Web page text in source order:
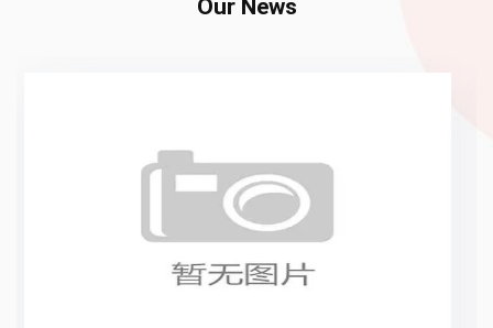
Our News
世界杯I组收官：法国、挪威、塞内
加尔晋级淘汰赛
法国、挪威、塞内加尔携手出线，I组战罢尘埃落
定 随着2026年世界杯I组最后一轮比赛全部结束，